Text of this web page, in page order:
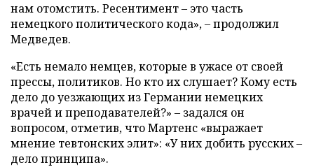
нам отомстить. Ресентимент – это часть
немецкого политического кода», – продолжил
Медведев.
«Есть немало немцев, которые в ужасе от своей
прессы, политиков. Но кто их слушает? Кому есть
дело до уезжающих из Германии немецких
врачей и преподавателей?» – задался он
вопросом, отметив, что Мартенс «выражает
мнение тевтонских элит»: «У них добить русских –
дело принципа».